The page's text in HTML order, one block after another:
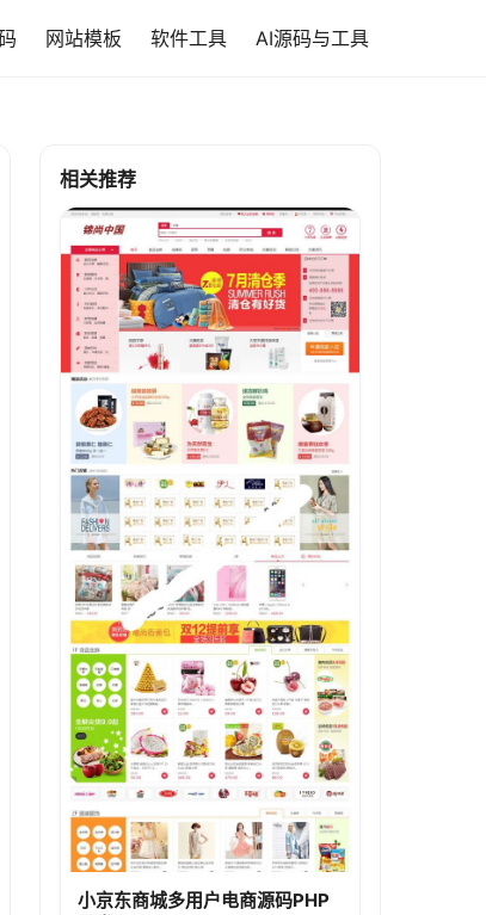
网站模板 软件工具 AI源码与工具
相关推荐
小京东商城多用户电商源码PHP